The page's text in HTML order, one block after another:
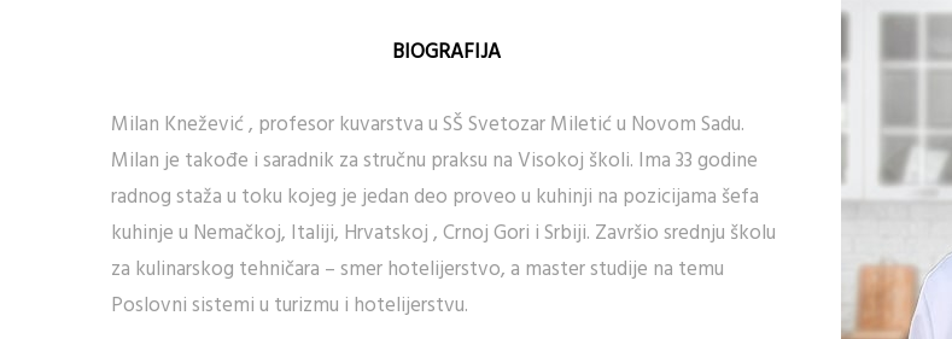
BIOGRAFIJA
Milan Knežević , profesor kuvarstva u SŠ Svetozar Miletić u Novom Sadu.
Milan je takođe i saradnik za stručnu praksu na Visokoj školi. Ima 33 godine
radnog staža u toku kojeg je jedan deo proveo u kuhinji na pozicijama šefa
kuhinje u Nemačkoj, Italiji, Hrvatskoj , Crnoj Gori i Srbiji. Završio srednju školu
za kulinarskog tehničara – smer hotelijerstvo, a master studije na temu
Poslovni sistemi u turizmu i hotelijerstvu.